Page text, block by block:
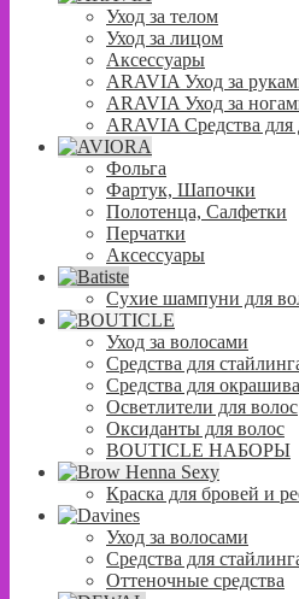
Уход за телом
Уход за лицом
Аксессуары
ARAVIA Уход за
ARAVIA Уход за
ARAVIA Средства для
Фольга
Фартук, Шапочки
Полотенца, Салфетки
Перчатки
Аксессуары
Сухие шампуни для
Уход за волосами
Средства для
Средства для
Осветлители для волос
Оксиданты для волос
BOUTICLE НАБОРЫ
Краска для бровей и
Уход за волосами
Средства для
Оттеночные средства